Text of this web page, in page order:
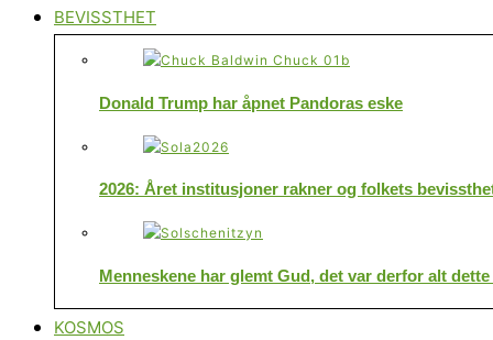
BEVISSTHET
Donald Trump har åpnet Pandoras eske
2026: Året institusjoner rakner og folkets
Menneskene har glemt Gud, det var derfor alt
KOSMOS